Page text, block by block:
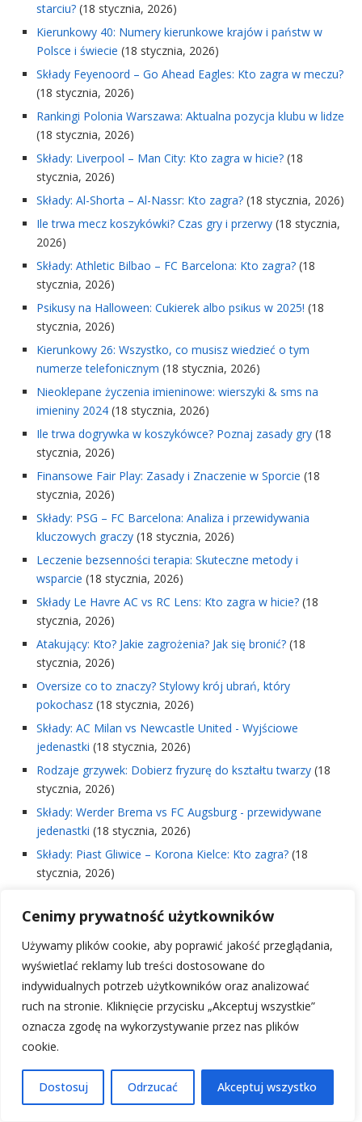
Cenimy prywatność użytkowników
Używamy plików cookie, aby poprawić jakość przeglądania,
wyświetlać reklamy lub treści dostosowane do
indywidualnych potrzeb użytkowników oraz analizować
ruch na stronie. Kliknięcie przycisku „Akceptuj wszystkie”
oznacza zgodę na wykorzystywanie przez nas plików
cookie.
Dostosuj Odrzucać Akceptuj wszystko
starciu? (18 stycznia, 2026)
Kierunkowy 40: Numery kierunkowe krajów i państw w
Polsce i świecie (18 stycznia, 2026)
Składy Feyenoord – Go Ahead Eagles: Kto zagra w meczu?
(18 stycznia, 2026)
Rankingi Polonia Warszawa: Aktualna pozycja klubu w lidze
(18 stycznia, 2026)
Składy: Liverpool – Man City: Kto zagra w hicie? (18
stycznia, 2026)
Składy: Al-Shorta – Al-Nassr: Kto zagra? (18 stycznia, 2026)
Ile trwa mecz koszykówki? Czas gry i przerwy (18 stycznia,
2026)
Składy: Athletic Bilbao – FC Barcelona: Kto zagra? (18
stycznia, 2026)
Psikusy na Halloween: Cukierek albo psikus w 2025! (18
stycznia, 2026)
Kierunkowy 26: Wszystko, co musisz wiedzieć o tym
numerze telefonicznym (18 stycznia, 2026)
Nieoklepane życzenia imieninowe: wierszyki & sms na
imieniny 2024 (18 stycznia, 2026)
Ile trwa dogrywka w koszykówce? Poznaj zasady gry (18
stycznia, 2026)
Finansowe Fair Play: Zasady i Znaczenie w Sporcie (18
stycznia, 2026)
Składy: PSG – FC Barcelona: Analiza i przewidywania
kluczowych graczy (18 stycznia, 2026)
Leczenie bezsenności terapia: Skuteczne metody i
wsparcie (18 stycznia, 2026)
Składy Le Havre AC vs RC Lens: Kto zagra w hicie? (18
stycznia, 2026)
Atakujący: Kto? Jakie zagrożenia? Jak się bronić? (18
stycznia, 2026)
Oversize co to znaczy? Stylowy krój ubrań, który
pokochasz (18 stycznia, 2026)
Składy: AC Milan vs Newcastle United - Wyjściowe
jedenastki (18 stycznia, 2026)
Rodzaje grzywek: Dobierz fryzurę do kształtu twarzy (18
stycznia, 2026)
Składy: Werder Brema vs FC Augsburg - przewidywane
jedenastki (18 stycznia, 2026)
Składy: Piast Gliwice – Korona Kielce: Kto zagra? (18
stycznia, 2026)
skóry (18 stycznia, 2026)
Składy: Celta Vigo – Girona FC: Kto zagra? (18 stycznia,
2026)
Mistrzostwa Świata w Siatkówce: Droga do Tytułu (18
stycznia, 2026)
Walkower co to jest: wyjaśnienie zasad i konsekwencji
stycznia, 2026)
Klauzula odstępnego w umowie: co musisz wiedzieć?
stycznia, 2026)